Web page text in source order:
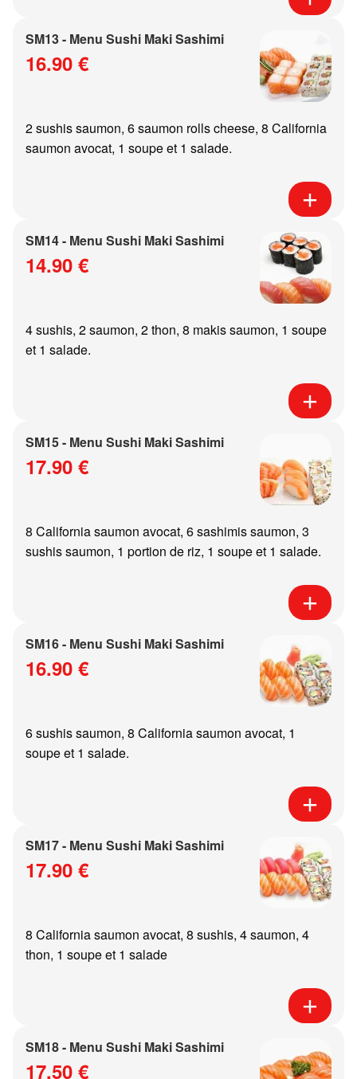
SM13 - Menu Sushi Maki Sashimi
16.90 €
2 sushis saumon, 6 saumon rolls cheese, 8 California
saumon avocat, 1 soupe et 1 salade.
SM14 - Menu Sushi Maki Sashimi
14.90 €
4 sushis, 2 saumon, 2 thon, 8 makis saumon, 1 soupe
et 1 salade.
SM15 - Menu Sushi Maki Sashimi
17.90 €
8 California saumon avocat, 6 sashimis saumon, 3
sushis saumon, 1 portion de riz, 1 soupe et 1 salade.
SM16 - Menu Sushi Maki Sashimi
16.90 €
6 sushis saumon, 8 California saumon avocat, 1
soupe et 1 salade.
SM17 - Menu Sushi Maki Sashimi
17.90 €
8 California saumon avocat, 8 sushis, 4 saumon, 4
thon, 1 soupe et 1 salade
SM18 - Menu Sushi Maki Sashimi
17.50 €